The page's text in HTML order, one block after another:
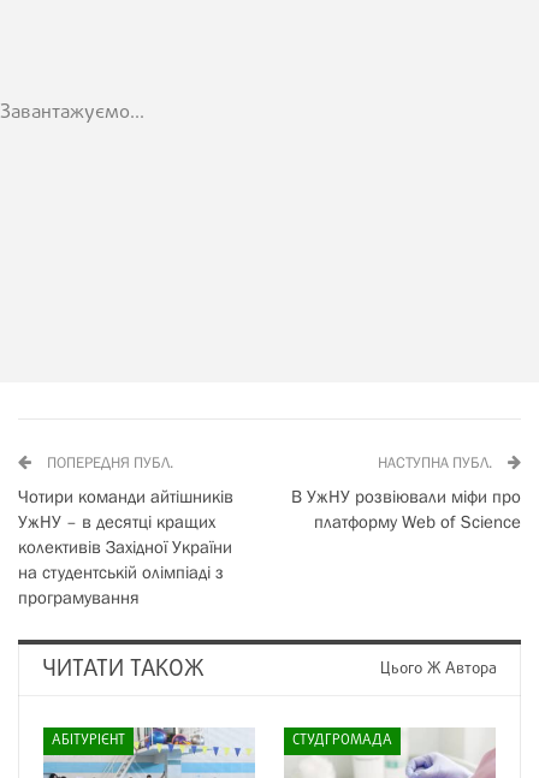
Завантажуємо...
ПОПЕРЕДНЯ ПУБЛ.
Чотири команди айтішників
УжНУ – в десятці кращих
колективів Західної України
на студентській олімпіаді з
програмування
НАСТУПНА ПУБЛ.
В УжНУ розвіювали міфи про
платформу Web of Science
ЧИТАТИ ТАКОЖ Цього Ж Автора
АБІТУРІЄНТ СТУДГРОМАДА